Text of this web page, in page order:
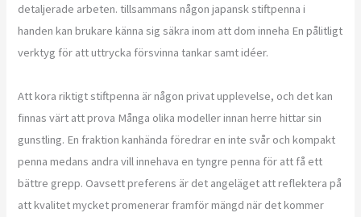
detaljerade arbeten. tillsammans någon japansk stiftpenna i
handen kan brukare känna sig säkra inom att dom inneha En pålitligt
verktyg för att uttrycka försvinna tankar samt idéer.
Att kora riktigt stiftpenna är någon privat upplevelse, och det kan
finnas värt att prova Många olika modeller innan herre hittar sin
gunstling. En fraktion kanhända föredrar en inte svår och kompakt
penna medans andra vill innehava en tyngre penna för att få ett
bättre grepp. Oavsett preferens är det angeläget att reflektera på
att kvalitet mycket promenerar framför mängd när det kommer